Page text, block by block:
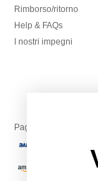
Rimborso/ritorno
Help & FAQs
I nostri impegni
Paga con